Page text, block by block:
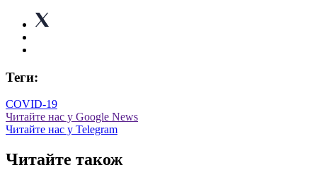
Теги:
COVID-19
Читайте нас у Google News
Читайте нас у Telegram
Читайте також